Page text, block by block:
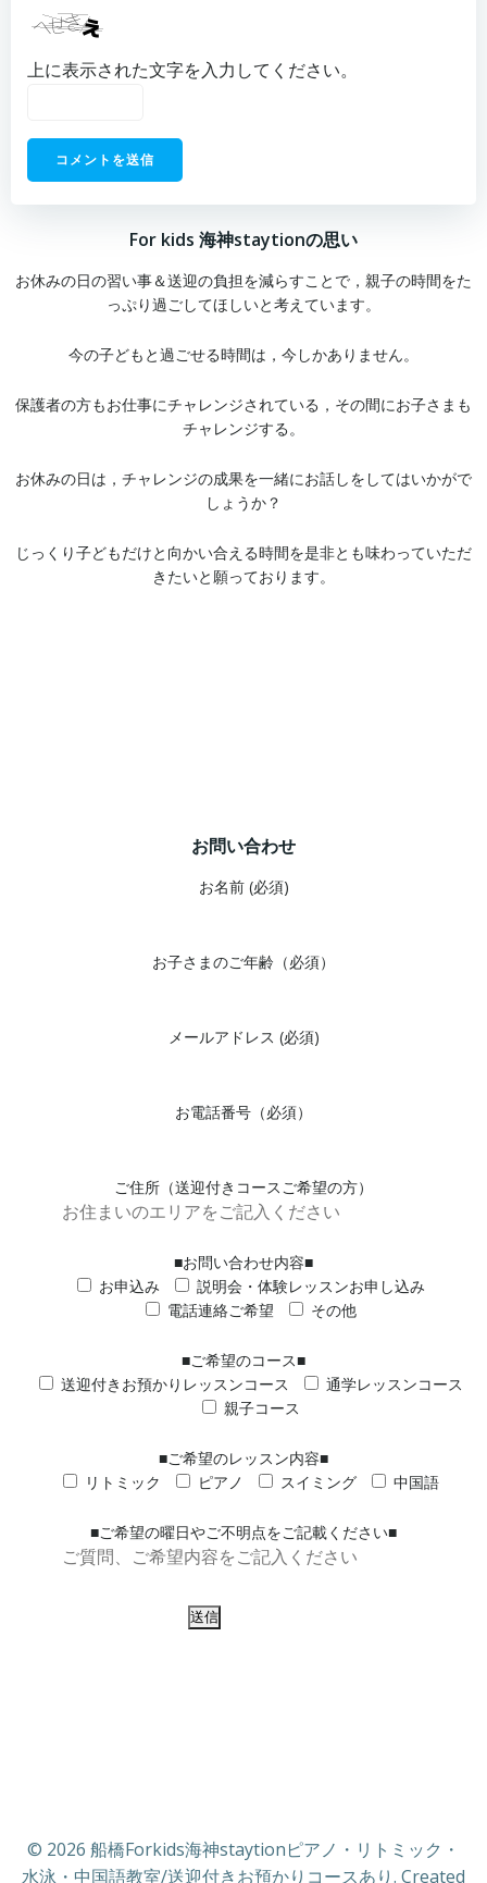
上に表示された文字を入力してください。
For kids 海神staytionの思い
お休みの日の習い事＆送迎の負担を減らすことで，親子の時間をた
っぷり過ごしてほしいと考えています。
今の子どもと過ごせる時間は，今しかありません。
保護者の方もお仕事にチャレンジされている，その間にお子さまも
チャレンジする。
お休みの日は，チャレンジの成果を一緒にお話しをしてはいかがで
しょうか？
じっくり子どもだけと向かい合える時間を是非とも味わっていただ
きたいと願っております。
お問い合わせ
お名前 (必須)
お子さまのご年齢（必須）
メールアドレス (必須)
お電話番号（必須）
ご住所（送迎付きコースご希望の方）
■お問い合わせ内容■
お申込み
説明会・体験レッスンお申し込み
電話連絡ご希望
その他
■ご希望のコース■
送迎付きお預かりレッスンコース
通学レッスンコース
親子コース
■ご希望のレッスン内容■
リトミック
ピアノ スイミング 中国語
■ご希望の曜日やご不明点をご記載ください■
© 2026 船橋Forkids海神staytionピアノ・リトミック・
水泳・中国語教室/送迎付きお預かりコースあり. Created